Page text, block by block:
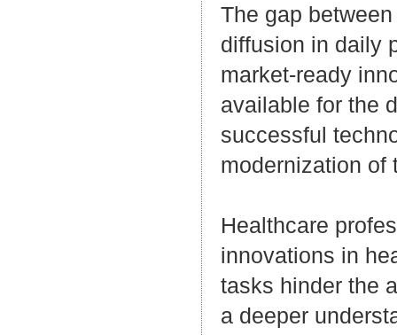
The gap
diffusion in daily
market-ready
available for the
successful
modernization of
Healthcare
innovations in
tasks hinder the
a deeper